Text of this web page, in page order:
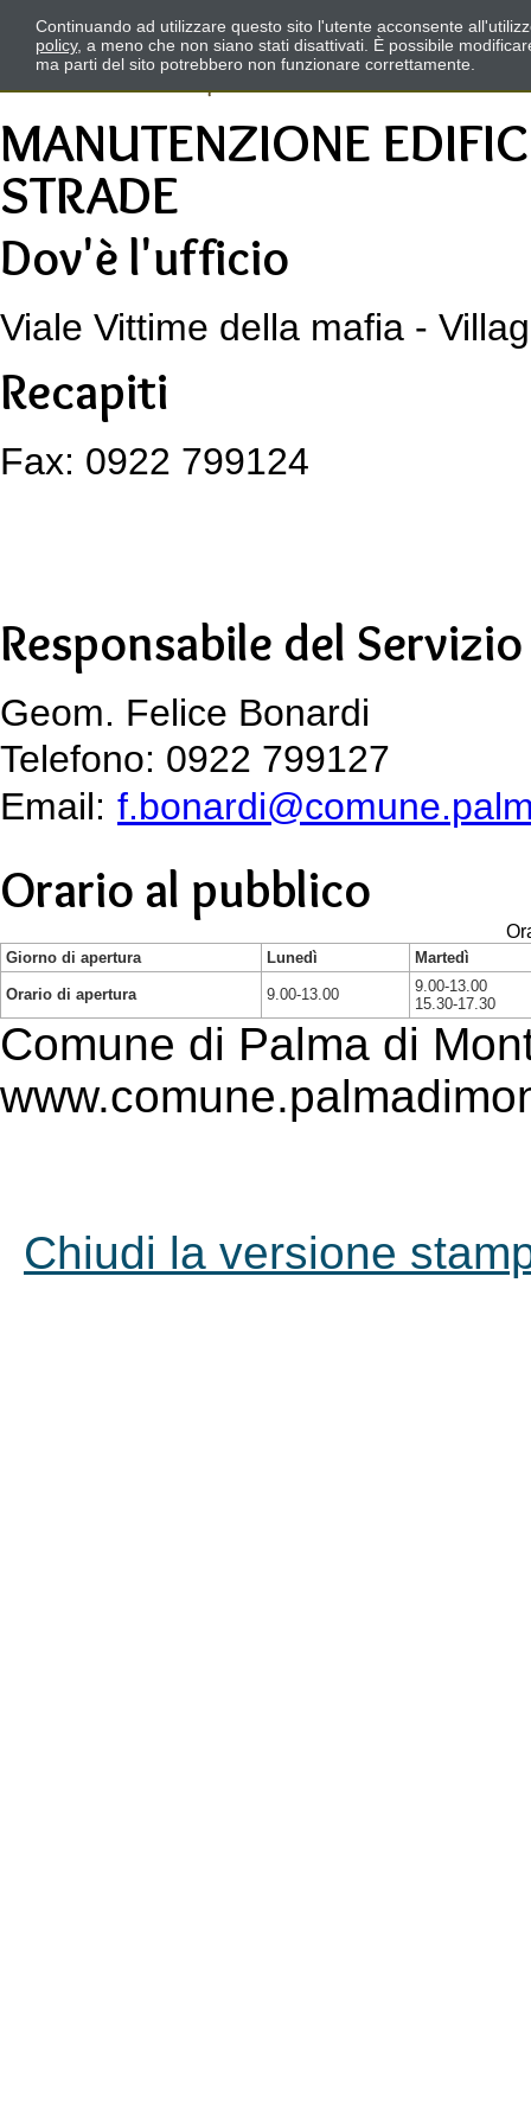
MANUTENZIONE
STRADE
Dov'è l'ufficio
Viale Vittime della mafia -
Recapiti
Fax: 0922 799124
Responsabile del Servizio
Geom. Felice Bonardi
Telefono: 0922 799127
Email:
Orario al pubblico
Giorno di apertura Lunedì Martedì
Orario di apertura 9.00-13.00
9.00-13.00
15.30-17.30
Comune di Palma di
Chiudi la versione
Continuando ad utilizzare questo sito l'utente acconsente
policy, a meno che non siano stati disattivati. È possibile
ma parti del sito potrebbero non funzionare correttamente.